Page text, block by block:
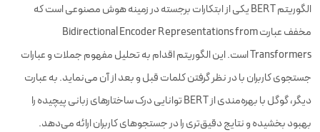
الگوریتم BERT یکی از ابتکارات برجسته در زمینه هوش مصنوعی است که
مخفف عبارت Bidirectional Encoder Representations from
Transformers است. این الگوریتم اقدام به تحلیل مفهوم جملات و عبارات
جستجوی کاربران با در نظر گرفتن کلمات قبل و بعد از آن می‌نماید. به عبارت
دیگر، گوگل با بهره‌مندی از BERT توانایی درک ساختارهای زبانی پیچیده را
بهبود بخشیده و نتایج دقیق‌تری را در جستجوهای کاربران ارائه می‌دهد.